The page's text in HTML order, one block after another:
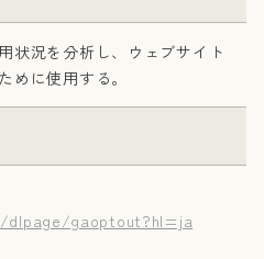
状況を分析し、ウェブサイト
めに使用する。
dlpage/gaoptout?hl=ja